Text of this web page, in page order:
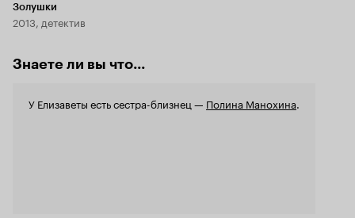
Золушки
2013, детектив
Знаете ли вы что...
У Елизаветы есть сестра-близнец — Полина Манохина.